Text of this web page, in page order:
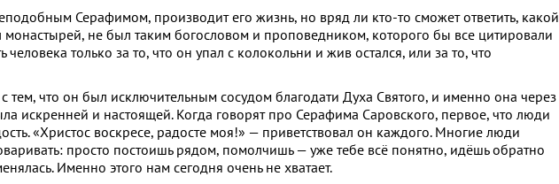
Серафимом, производит его жизнь, но вряд ли кто-то сможет ответить, какой
не был таким богословом и проповедником, которого бы все цитировали
только за то, что он упал с колокольни и жив остался, или за то, что
что он был исключительным сосудом благодати Духа Святого, и именно она через
искренней и настоящей. Когда говорят про Серафима Саровского, первое, что люди
«Христос воскресе, радосте моя!» — приветствовал он каждого. Многие люди
просто постоишь рядом, помолчишь — уже тебе всё понятно, идёшь обратно
Именно этого нам сегодня очень не хватает.